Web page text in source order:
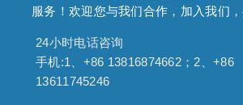
服务！欢迎您与我们合作，加入我们
24小时电话咨询
手机:1、+86 13816874662；2、+86
13611745246